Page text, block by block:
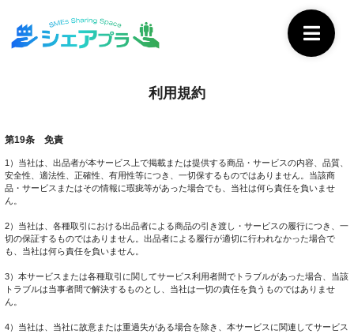
利用規約
第19条 免責
1）当社は、出品者が本サービス上で掲載または提供する商品・サービスの内容、品質、
安全性、適法性、正確性、有用性等につき、一切保するものではありません。当該商
品・サービスまたはその情報に瑕疵等があった場合でも、当社は何ら責任を負いませ
ん。
2）当社は、各種取引における出品者による商品の引き渡し・サービスの履行につき、一
切の保証するものではありません。出品者による履行が適切に行われなかった場合で
も、当社は何ら責任を負いません。
3）本サービスまたは各種取引に関してサービス利用者間でトラブルがあった場合、当該
トラブルは当事者間で解決するものとし、当社は一切の責任を負うものではありませ
ん。
4）当社は、当社に故意または重過失がある場合を除き、本サービスに関連してサービス